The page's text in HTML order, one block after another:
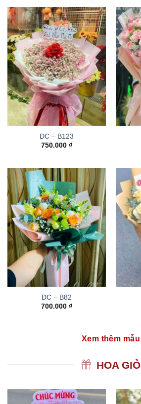
ĐC – B123
750.000 ₫
ĐC – B82
700.000 ₫
Xem thêm mẫu
HOA GIỎ